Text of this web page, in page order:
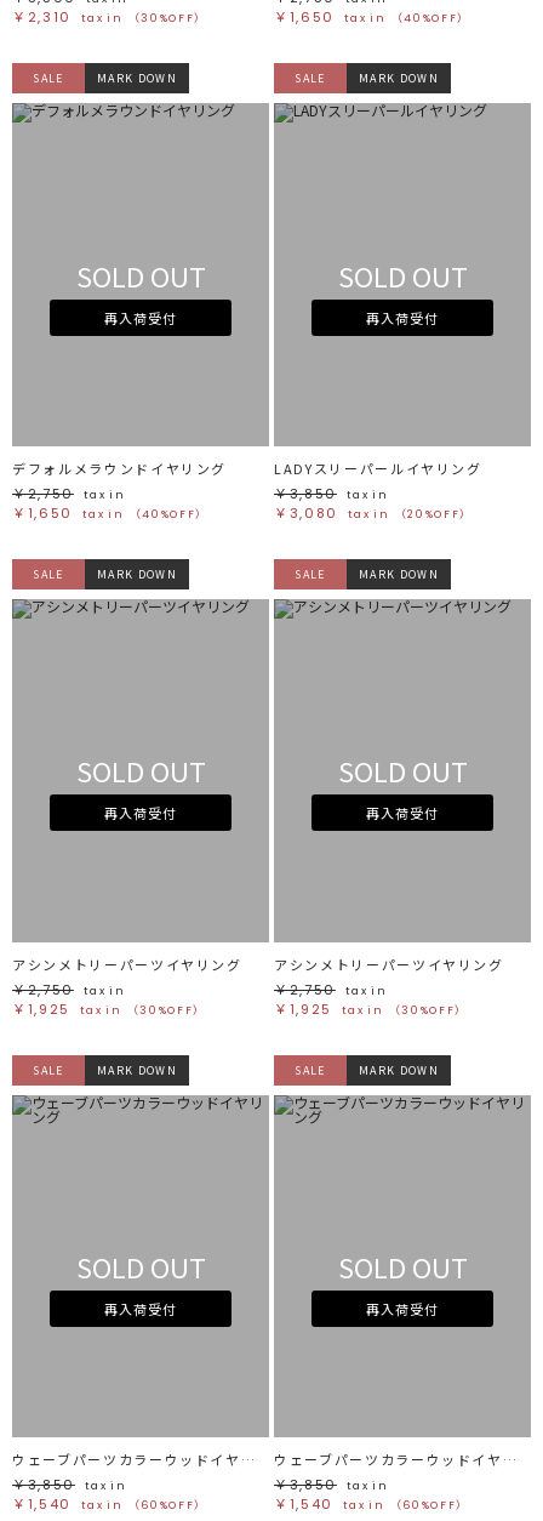
￥2,310 tax in （30%OFF） ￥1,650 tax in （40%OFF）
SALE MARK DOWN
SOLD OUT
再入荷受付
デフォルメラウンドイヤリング
￥2,750
tax in
￥1,650 tax in （40%OFF）
SALE MARK DOWN
SOLD OUT
再入荷受付
LADYスリーパールイヤリング
￥3,850
tax in
￥3,080 tax in （20%OFF）
SALE MARK DOWN
SOLD OUT
再入荷受付
アシンメトリーパーツイヤリング
￥2,750
tax in
￥1,925 tax in （30%OFF）
SALE MARK DOWN
SOLD OUT
再入荷受付
アシンメトリーパーツイヤリング
￥2,750
tax in
￥1,925 tax in （30%OFF）
SALE MARK DOWN
SOLD OUT
再入荷受付
ウェーブパーツカラーウッドイヤリング
￥3,850
tax in
￥1,540 tax in （60%OFF）
SALE MARK DOWN
SOLD OUT
再入荷受付
ウェーブパーツカラーウッドイヤリング
￥3,850
tax in
￥1,540 tax in （60%OFF）